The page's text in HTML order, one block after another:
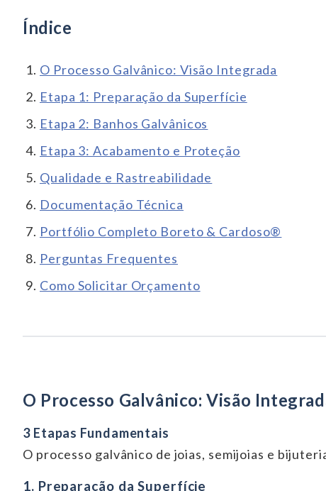
Índice
O Processo Galvânico: Visão Integrada
Etapa 1: Preparação da Superfície
Etapa 2: Banhos Galvânicos
Etapa 3: Acabamento e Proteção
Qualidade e Rastreabilidade
Documentação Técnica
Portfólio Completo Boreto & Cardoso®
Perguntas Frequentes
Como Solicitar Orçamento
O Processo Galvânico: Visão
3 Etapas Fundamentais
O processo galvânico de joias, semijoias e
1. Preparação da Superfície